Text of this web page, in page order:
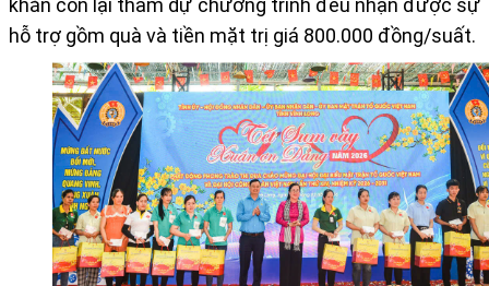
khăn còn lại tham dự chương trình đều nhận được sự
hỗ trợ gồm quà và tiền mặt trị giá 800.000 đồng/suất.